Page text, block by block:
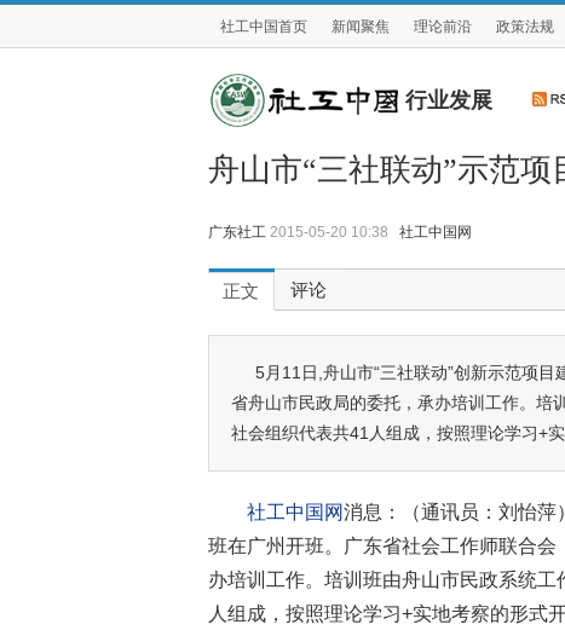
社工中国首页 新闻聚焦 理论前沿 政策法规
行业发展
舟山市“三社联动”示范
广东社工 2015-05-20 10:38 社工中国网
正文 评论
5月11日,舟山市“三社联动”创新示范项
省舟山市民政局的委托，承办培训工作。培
社会组织代表共41人组成，按照理论学习+实
社工中国网消息：（通讯员：刘怡萍
班在广州开班。广东省社会工作师联合会
办培训工作。培训班由舟山市民政系统
人组成，按照理论学习+实地考察的形式